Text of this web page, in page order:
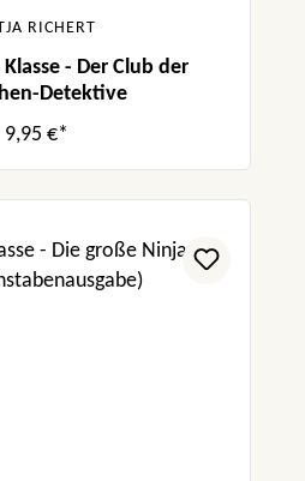
RICHERT
- Der Club der
Detektive
9,95 €*